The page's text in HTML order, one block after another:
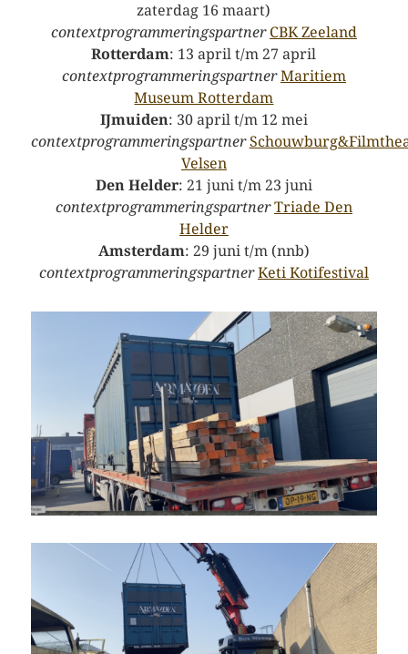
zaterdag 16 maart)
contextprogrammeringspartner CBK Zeeland
Rotterdam: 13 april t/m 27 april
contextprogrammeringspartnerMaritiem
Museum Rotterdam
IJmuiden: 30 april t/m 12 mei
contextprogrammeringspartner
Velsen
Den Helder: 21 juni t/m 23 juni
contextprogrammeringspartner Triade Den
Helder
Amsterdam: 29 juni t/m (nnb)
contextprogrammeringspartner Keti Kotifestival